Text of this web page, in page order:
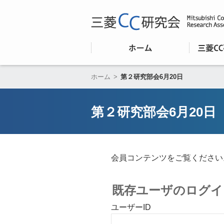
ホーム > 第２研究部会6月20日
第２研究部会6月20日
会員コンテンツをご覧くださ
既存ユーザのログ
ユーザーID